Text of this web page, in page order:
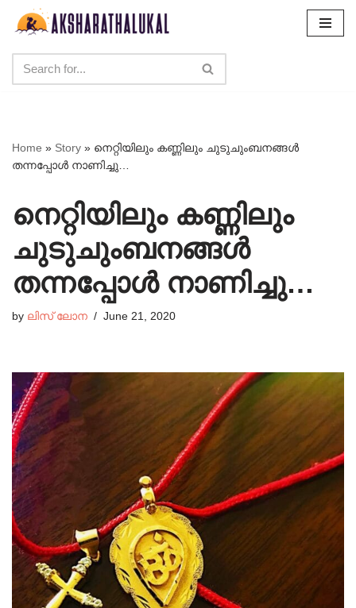
content
Home » Story » നെറ്റിയിലും കണ്ണിലും ചുടുചുംബനങ്ങൾ
തന്നപ്പോൾ നാണിച്ചു…
നെറ്റിയിലും കണ്ണിലും
ചുടുചുംബനങ്ങൾ
തന്നപ്പോൾ നാണിച്ചു…
by ലിസ് ലോന June 21, 2020